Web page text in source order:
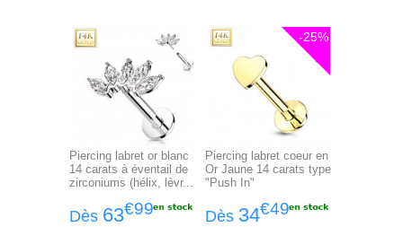
Piercing labret or blanc
14 carats à éventail de
zirconiums (hélix, lèvr...
Dès 63€99
Piercing labret coeur en
Or Jaune 14 carats type
"Push In"
Dès 34€49
-25%